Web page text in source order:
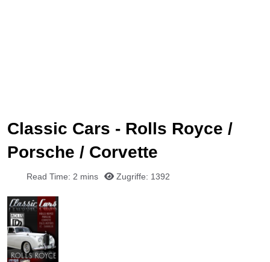
Classic Cars - Rolls Royce /
Porsche / Corvette
Read Time: 2 mins Zugriffe: 1392